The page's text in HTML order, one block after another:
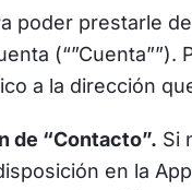
poder prestarle
a la dirección
de “Contacto”. Si
en la